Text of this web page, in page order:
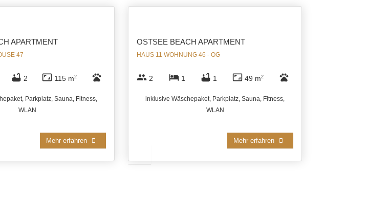
APARTMENT
47
bathtub 2 aspect_ratio 115 m2 pets
Parkplatz, Sauna, Fitness,
WLAN
Mehr erfahren
OSTSEE BEACH APARTMENT
HAUS 11 WOHNUNG 46 - OG
group 2 hotel 1 bathtub 1 aspect_ratio 49 m2 pets
inklusive Wäschepaket, Parkplatz, Sauna, Fitness,
WLAN
Mehr erfahren